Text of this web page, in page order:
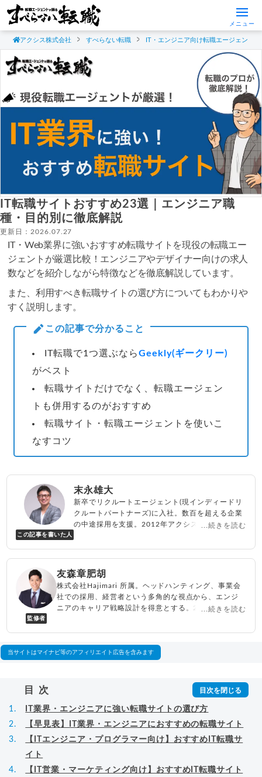
メニュー
アクシス株式会社 すべらない転職 IT・エンジニア向け転職エージェント
IT転職サイトおすすめ23選｜エンジニア職
種・目的別に徹底解説
更新日：2026.07.27
IT・Web業界に強いおすすめ転職サイトを現役の転職エー
ジェントが厳選比較！エンジニアやデザイナー向けの求人
数などを紹介しながら特徴などを徹底解説しています。
また、利用すべき転職サイトの選び方についてもわかりや
すく説明します。
この記事で分かること
IT転職で1つ選ぶならGeekly(ギークリー)
がベスト
転職サイトだけでなく、転職エージェン
トも併用するのがおすすめ
転職サイト・転職エージェントを使いこ
なすコツ
この記事を書いた人
末永雄大
新卒でリクルートエージェント(現インディードリ
クルートパートナーズ)に入社。数百を超える企業
の中途採用を支援。2012年アクシス(株)設立、代
相談に乗る。Youtubeチャンネル「末永雄大 / す
べらない転職エージェント
万回以上。著書「
ロジック
▸詳細プロフィール （ amazon）
...続きを読む
監修者
友森章肥胡
株式会社Hajimari 所属。ヘッドハンティング、事業会
社での採用、経営者という多角的な視点から、エンジ
ニアのキャリア戦略設計を得意とする。2014年よりハ
上げる。その後会社を2社設立。2024年より株式会社
...続きを読む
当サイトはマイナビ等のアフィリエイト広告を含みます
目次
IT業界・エンジニアに強い転職サイトの選び方
【早見表】IT業界・エンジニアにおすすめの転職サイト
【ITエンジニア・プログラマー向け】おすすめIT転職サ
イト
【IT営業・マーケティング向け】おすすめIT転職サイト